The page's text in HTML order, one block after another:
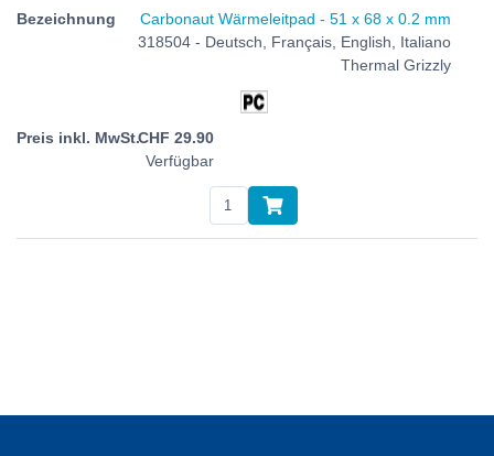
Carbonaut Wärmeleitpad - 51 x 68 x 0.2 mm
318504 - Deutsch, Français, English, Italiano
Thermal Grizzly
CHF 29.90
Verfügbar